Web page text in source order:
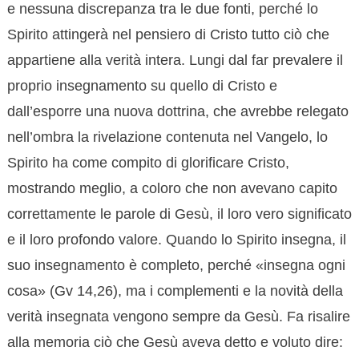
e nessuna discrepanza tra le due fonti, perché lo
Spirito attingerà nel pensiero di Cristo tutto ciò che
appartiene alla verità intera. Lungi dal far prevalere il
proprio insegnamento su quello di Cristo e
dall’esporre una nuova dottrina, che avrebbe relegato
nell’ombra la rivelazione contenuta nel Vangelo, lo
Spirito ha come compito di glorificare Cristo,
mostrando meglio, a coloro che non avevano capito
correttamente le parole di Gesù, il loro vero significato
e il loro profondo valore. Quando lo Spirito insegna, il
suo insegnamento è completo, perché «insegna ogni
cosa» (Gv 14,26), ma i complementi e la novità della
verità insegnata vengono sempre da Gesù. Fa risalire
alla memoria ciò che Gesù aveva detto e voluto dire: